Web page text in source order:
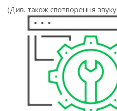
(Див. також спотворення